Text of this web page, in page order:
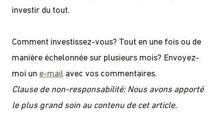
investir du tout.
Comment investissez-vous? Tout en une fois ou de
manière échelonnée sur plusieurs mois? Envoyez-
moi un e-mail avec vos commentaires.
Clause de non-responsabilité: Nous avons apporté
le plus grand soin au contenu de cet article.